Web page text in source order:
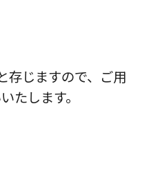
存じますので、ご用
たします。